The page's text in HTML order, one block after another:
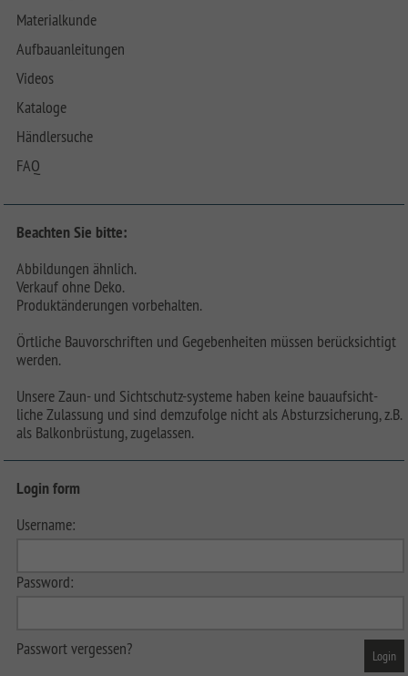
Materialkunde
Aufbauanleitungen
Videos
Kataloge
Händlersuche
FAQ
Beachten Sie bitte:
Abbildungen ähnlich.
Verkauf ohne Deko.
Produktänderungen vorbehalten.
Örtliche Bauvorschriften und Gegebenheiten müssen berücksichtigt
werden.
Unsere Zaun- und Sichtschutz-systeme haben keine bauaufsicht-
liche Zulassung und sind demzufolge nicht als Absturzsicherung, z.B.
als Balkonbrüstung, zugelassen.
Login form
Username:
Password:
Passwort vergessen?